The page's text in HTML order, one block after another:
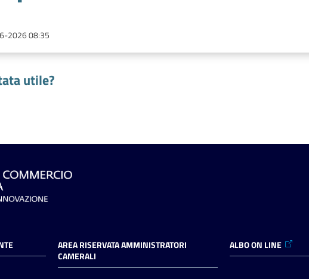
2026 08:35
utile?
AREA RISERVATA AMMINISTRATORI
CAMERALI
ALBO ON LINE